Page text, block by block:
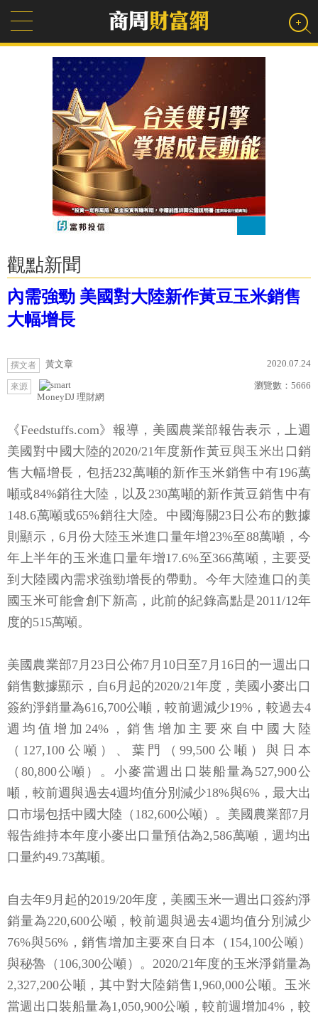
觀點新聞
內需強勁 美國對大陸新作黃豆玉米銷售
大幅增長
撰文者 黃文章 2020.07.24
來源
MoneyDJ 理財網
瀏覽數： 5666
《Feedstuffs.com》報導，美國農業部報告表示，上週
美國對中國大陸的2020/21年度新作黃豆與玉米出口銷
售大幅增長，包括232萬噸的新作玉米銷售中有196萬
噸或84%銷往大陸，以及230萬噸的新作黃豆銷售中有
148.6萬噸或65%銷往大陸。中國海關23日公布的數據
則顯示，6月份大陸玉米進口量年增23%至88萬噸，今
年上半年的玉米進口量年增17.6%至366萬噸，主要受
到大陸國內需求強勁增長的帶動。今年大陸進口的美
國玉米可能會創下新高，此前的紀錄高點是2011/12年
度的515萬噸。
美國農業部7月23日公佈7月10日至7月16日的一週出口
銷售數據顯示，自6月起的2020/21年度，美國小麥出口
簽約淨銷量為616,700公噸，較前週減少19%，較過去4
週均值增加24%，銷售增加主要來自中國大陸
（127,100公噸）、葉門（99,500公噸）與日本
（80,800公噸）。小麥當週出口裝船量為527,900公
噸，較前週與過去4週均值分別減少18%與6%，最大出
口市場包括中國大陸（182,600公噸）。美國農業部7月
報告維持本年度小麥出口量預估為2,586萬噸，週均出
口量約49.73萬噸。
自去年9月起的2019/20年度，美國玉米一週出口簽約淨
銷量為220,600公噸，較前週與過去4週均值分別減少
76%與56%，銷售增加主要來自日本（154,100公噸）
與秘魯（106,300公噸）。2020/21年度的玉米淨銷量為
2,327,200公噸，其中對大陸銷售1,960,000公噸。玉米
當週出口裝船量為1,050,900公噸，較前週增加4%，較